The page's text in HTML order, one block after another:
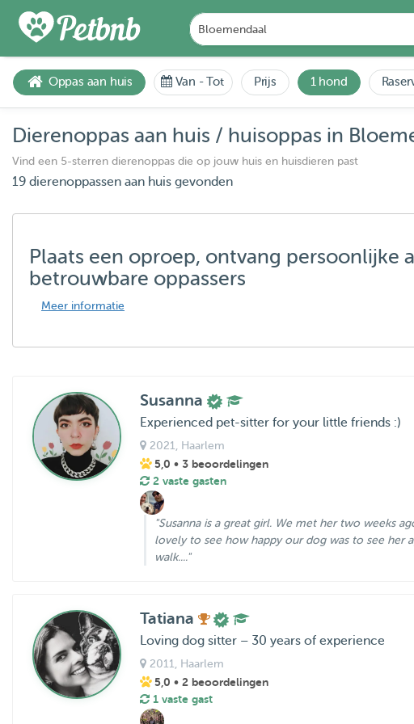
Oppas aan huis Van -Tot Prijs 1 hond
Dierenoppas aan huis / huisoppas in
Vind een 5-sterren dierenoppas die op jouw huis en huisdieren past
19 dierenoppassen aan huis gevonden
Plaats een oproep, ontvang persoonlijke
betrouwbare oppassers
Meer informatie
Susanna
Experienced pet-sitter for your little friends :)
2021 , Haarlem
5,0 • 3 beoordelingen
2 vaste gasten
"Susanna is a great girl. We met her two weeks
lovely to see how happy our dog was to see her
walk...."
Tatiana
Loving dog sitter – 30 years of experience
2011 , Haarlem
5,0 • 2 beoordelingen
1 vaste gast